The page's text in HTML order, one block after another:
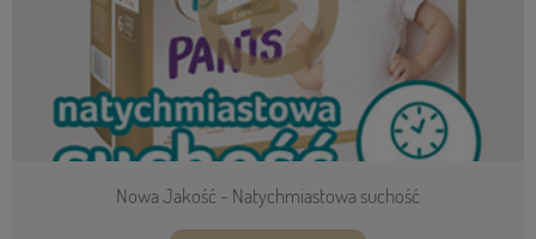
Nowa Jakość - Natychmiastowa suchość